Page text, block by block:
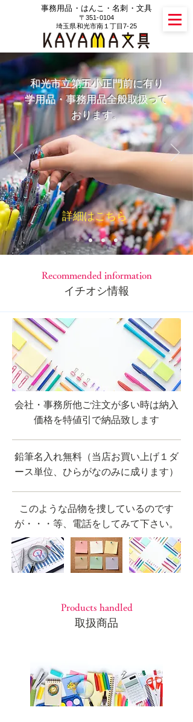
​事務用品・はんこ・名刺・文具
〒351-0104
​埼玉県和光市南１丁目7-25
​048-461-9959
和光市立第五小正門前に有り
学用品・事務用品全般取扱って
おります。
詳細はこちら
Recommended information
​イチオシ情報
会社・事務所他ご注文が多い時は納入
価格を特値引で納品致します
鉛筆名入れ無料（当店お買い上げ１ダ
ース単位、ひらがなのみに成ります）
このような品物を捜しているのです
が・・・等、電話をしてみて下さい。
Products handled
​取扱商品